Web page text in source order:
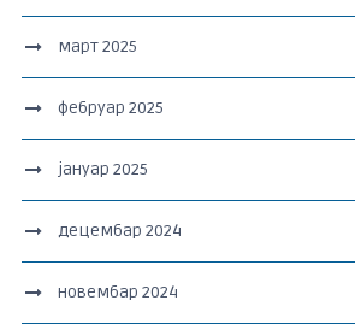
март 2025
фебруар 2025
јануар 2025
децембар 2024
новембар 2024